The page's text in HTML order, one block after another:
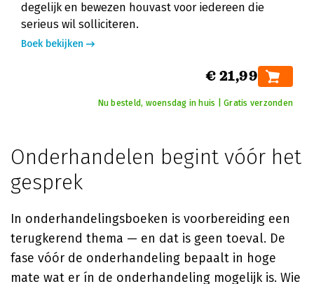
degelijk en bewezen houvast voor iedereen die
serieus wil solliciteren.
Boek bekijken
€ 21,99
Nu besteld, woensdag in huis | Gratis verzonden
Onderhandelen begint vóór het
gesprek
In onderhandelingsboeken is voorbereiding een
terugkerend thema — en dat is geen toeval. De
fase vóór de onderhandeling bepaalt in hoge
mate wat er ín de onderhandeling mogelijk is. Wie